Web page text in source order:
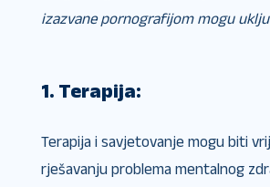
izazvane pornografijom mogu
1. Terapija:
Terapija i savjetovanje mogu biti
rješavanju problema mentalnog